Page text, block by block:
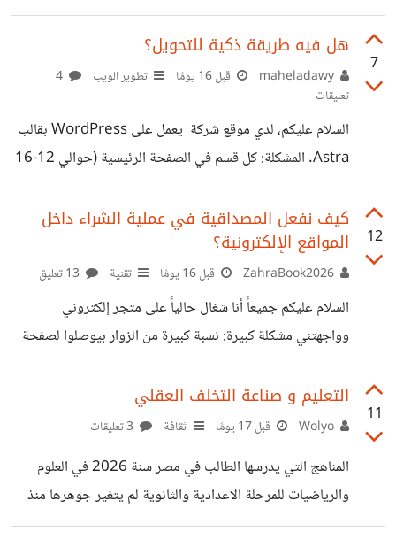
(العملاء)! ​مع الوقت، يجد المستقل نفسه يبيع ساعاته مقابل أجر
لا يكفي، وبمجرد أن يتوقف عن العمل يتوقف دخله تماماً. ​في
رأيي: العمل الحر ليس سوى مرحلة مؤقتة، والنجاح الحقيقي هو
تعتمد على الاستيراد، التوريد، أو إدارة الفريق، وليس الاعتماد
فقط على مجهودك الفردي. ​هل تتفقون مع هذا الطرح أم أن
العمل
7
هل فيه طريقة ذكية للتحويل؟
قبل 16 يومًا تطوير الويب
4
تعليقات
السلام عليكم، لدي موقع شركة يعمل على WordPress بقالب
Astra. المشكلة: كل قسم في الصفحة الرئيسية (حوالي 12-16
قسم) مبني عبر HTML Code Section. التعديل بقى ممل
جداً وكل تغيير صغير يحتاج دخول الكود. أفكر أحوّل التصميم
وسهل التعديل. الموقع الحالي: www.alafdall.com.sa
سؤالي: هل فيه طريقة ذكية للتحويل بدون إعادة بناء الصفحة
من الصفر؟ أو أفضل أبدأ فعلاً من جديد؟ شاكر لكم.
12
كيف نفعل المصداقية في عملية الشراء داخل
المواقع الإلكترونية؟
قبل 16 يومًا تقنية
السلام عليكم جميعاً أنا شغال حالياً على متجر إلكتروني
وواجهتني مشكلة كبيرة: نسبة كبيرة من الزوار بيوصلوا لصفحة
الدفع وبعدين يطلعوا. من خلال بحثي لقيت السبب الرئيسي هو
"انعدام الثقة". العميل خايف: هل المنتج أصلي؟ هل الدفع آمن؟
هل هيوصل؟ هل فيه ضمان؟ حالياً مطبق: 1. شارة الدفع الآمن
عند الاستلام لكن لسه حاسس ناقص حاجة. سؤالي لكم يا
أصحاب الخبرة: من تجربتكم، ايه أكتر 3 أشياء زودت
11
التعليم و صناعة التخلف العقلي
قبل 17 يومًا ثقافة
المناهج التي يدرسها الطالب في مصر سنة 2026 في العلوم
والرياضيات للمرحلة الاعدادية والثانوية لم يتغير جوهرها منذ
التسعينات. درس "الخلية النباتية" للصف السادس الابتدائي